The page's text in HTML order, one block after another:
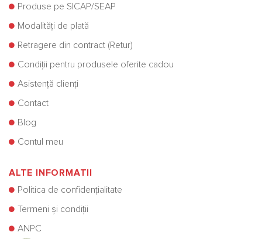
Produse pe SICAP/SEAP
Modalități de plată
Retragere din contract (Retur)
Condiții pentru produsele oferite cadou
Asistență clienți
Contact
Blog
Contul meu
ALTE INFORMATII
Politica de confidențialitate
Termeni și condiții
ANPC